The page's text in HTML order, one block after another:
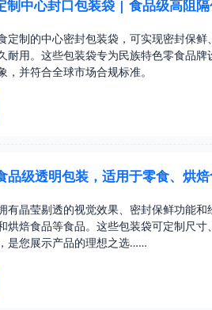
制中心封口包装袋 | 食品级高阻
定制的中心密封包装袋，可实现密封保
耐用。这些包装袋专为民族特色零食品
并符合全球市场合规标准。
品级透明包装，适用于零食、烘
有晶莹剔透的视觉效果、密封保鲜功能
烘焙食品等食品。这些包装袋可定制尺
是您展示产品的理想之选……